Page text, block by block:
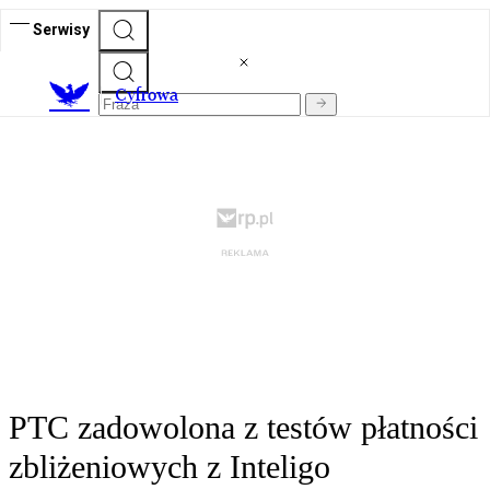
Serwisy
Cyfrowa
PTC zadowolona z testów płatności
zbliżeniowych z Inteligo